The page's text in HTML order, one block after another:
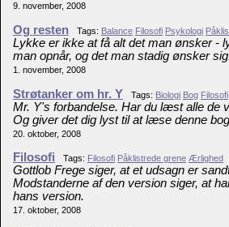
9. november, 2008
Og resten Tags: Balance Filosofi Psykologi
Lykke er ikke at få alt det man ønsker -
man opnår, og det man stadig ønsker
1. november, 2008
Strøtanker om hr. Y Tags: Biologi Bog Filosofi
Mr. Y's forbandelse. Har du læst alle
Og giver det dig lyst til at læse denne
20. oktober, 2008
Filosofi Tags: Filosofi Påklistrede grene Ærlighed
Gottlob Frege siger, at et udsagn er
Modstanderne af den version siger, at
hans version.
17. oktober, 2008